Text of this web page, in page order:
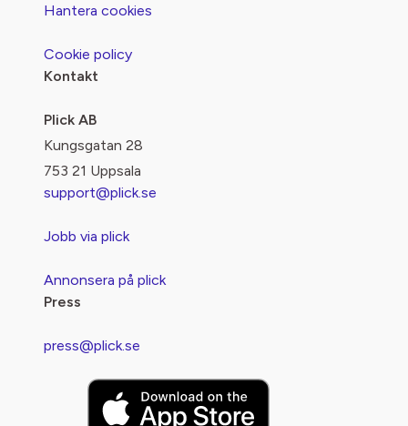
Hantera cookies
Cookie policy
Kontakt
Plick AB
Kungsgatan 28
753 21 Uppsala
support@plick.se
Jobb via plick
Annonsera på plick
Press
press@plick.se